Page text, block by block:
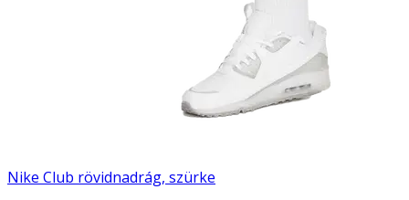
Nike Club rövidnadrág, szürke